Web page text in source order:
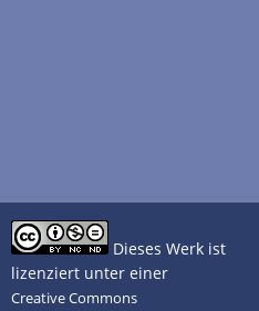
Dieses Werk ist
lizenziert unter einer
Creative Commons